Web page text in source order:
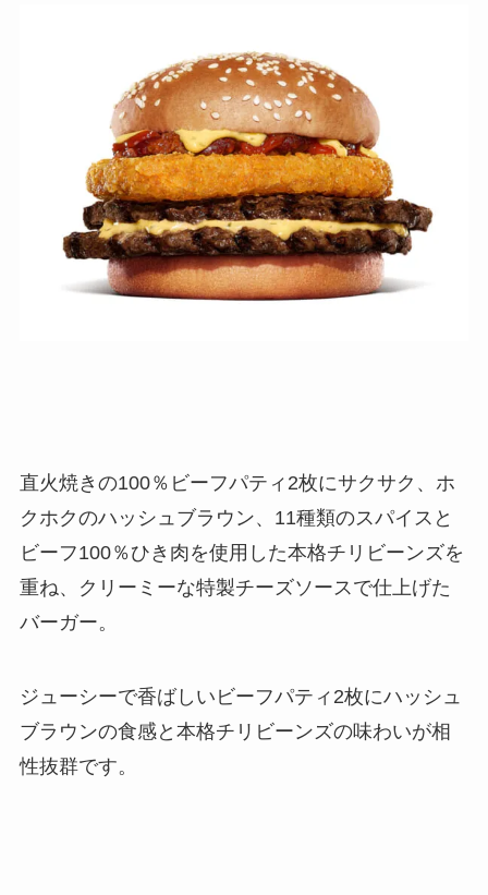
直火焼きの100％ビーフパティ2枚にサクサク、ホ
クホクのハッシュブラウン、11種類のスパイスと
ビーフ100％ひき肉を使用した本格チリビーンズを
重ね、クリーミーな特製チーズソースで仕上げた
バーガー。
ジューシーで香ばしいビーフパティ2枚にハッシュ
ブラウンの食感と本格チリビーンズの味わいが相
性抜群です。